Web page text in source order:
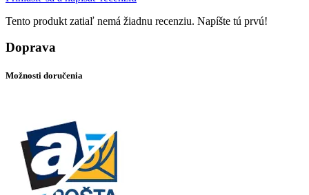
Tento produkt zatiaľ nemá žiadnu recenziu. Napíšte tú prvú!
Doprava
Možnosti doručenia